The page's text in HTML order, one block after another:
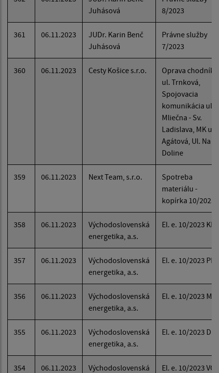
Juhásová
8/2023
361 06.11.2023
JUDr. Karin Benč
Juhásová
Právne služby
7/2023
360 06.11.2023 Cesty Košice s.r.o.
Oprava chodníka
ul. Trnková,
Spojovacia
komunikácia ul.
Mliečna - Sv.
Ladislava, MK ul.
Agátová, Ul. Na
Doline
359 06.11.2023 Next Team, s.r.o.
Spotreba
materiálu -
kopírka 10/2023
358 06.11.2023
Východoslovenská
energetika, a.s.
El. e. 10/2023 KD
357 06.11.2023
Východoslovenská
energetika, a.s.
El. e. 10/2023 PB
356 06.11.2023
Východoslovenská
energetika, a.s.
El. e. 10/2023 MÚ
355 06.11.2023
Východoslovenská
energetika, a.s.
El. e. 10/2023 DS
354 06.11.2023
Východoslovenská
El. e. 10/2023 VO